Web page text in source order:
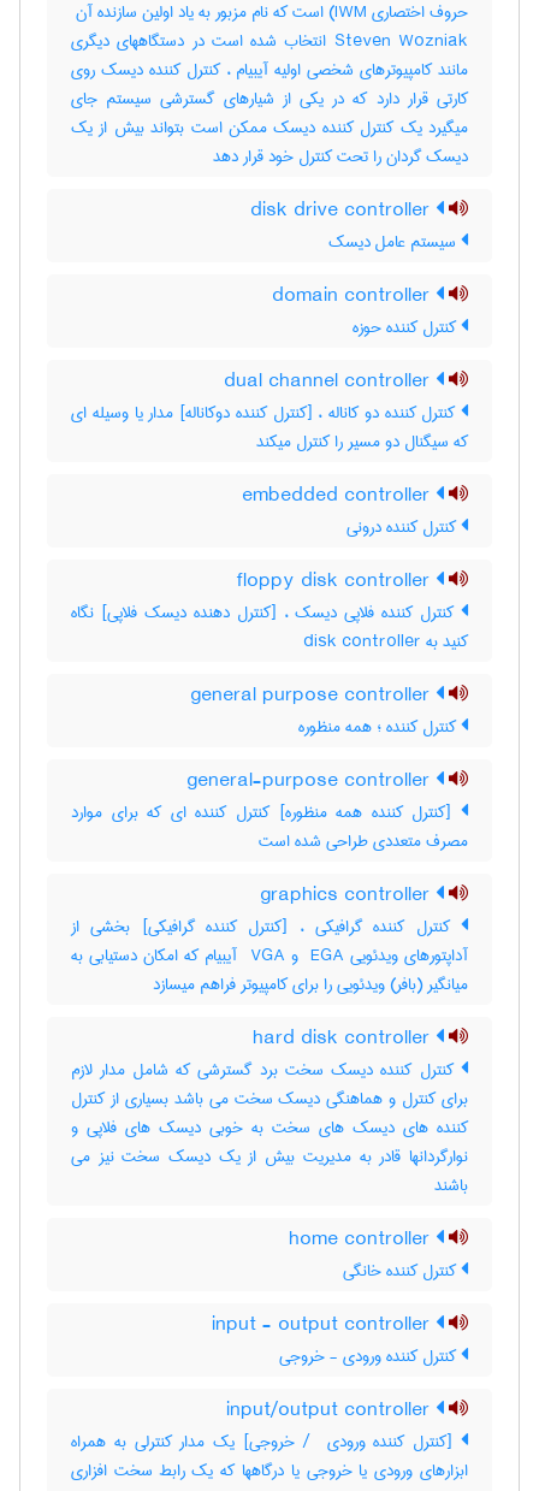
Steven Wozniak انتخاب شده است در دستگاههای دیگری
مانند کامپیوترهای شخصی اولیه آیبیام ، کنترل کننده دیسک روی
کارتی قرار دارد که در یکی از شیارهای گسترشی سیستم جای
میگیرد یک کنترل کننده دیسک ممکن است بتواند بیش از یک
دیسک گردان را تحت کنترل خود قرار دهد
سیستم عامل دیسک
کنترل کننده حوزه
کنترل کننده دو کاناله ، [کنترل کننده دوکاناله] مدار یا وسیله ای
که سیگنال دو مسیر را کنترل میکند
کنترل کننده درونی
کنترل کننده فلاپی دیسک ، [کنترل دهنده دیسک فلاپی] نگاه
کنید به ‎ disk controller
کنترل کننده ؛ همه منظوره
[کنترل کننده همه منظوره] کنترل کننده ای که برای موارد
مصرف متعددی طراحی شده است
کنترل کننده گرافیکی ، [کنترل کننده گرافیکی] بخشی از
آداپتورهای ویدئویی ‎ EGA و ‎ VGA آیبیام که امکان دستیابی به
میانگیر (بافر) ویدئویی را برای کامپیوتر فراهم میسازد
کنترل کننده دیسک سخت برد گسترشی که شامل مدار لازم
برای کنترل و هماهنگی دیسک سخت می باشد بسیاری از کنترل
کننده های دیسک های سخت به خوبی دیسک های فلاپی و
نوارگردانها قادر به مدیریت بیش از یک دیسک سخت نیز می
باشند
کنترل کننده خانگی
کنترل کننده ورودی - خروجی
[کنترل کننده ورودی ‎ / خروجی] یک مدار کنترلی به همراه
ابزارهای ورودی یا خروجی یا درگاهها که یک رابط سخت افزاری